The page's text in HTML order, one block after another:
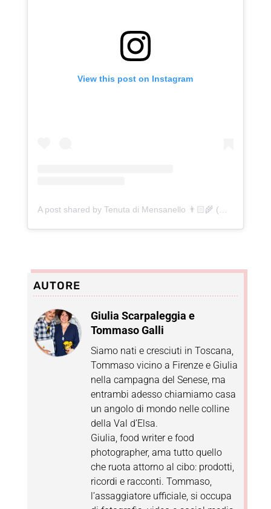
View this post on Instagram
AUTORE
Giulia Scarpaleggia e
Tommaso Galli
Siamo nati e cresciuti in Toscana,
Tommaso vicino a Firenze e Giulia
nella campagna del Senese, ma
entrambi adesso chiamiamo casa
un angolo di mondo nelle colline
della Val d’Elsa.
Giulia, food writer e food
photographer, ama tutto quello
che ruota attorno al cibo: prodotti,
ricordi e racconti. Tommaso,
l’assaggiatore ufficiale, si occupa